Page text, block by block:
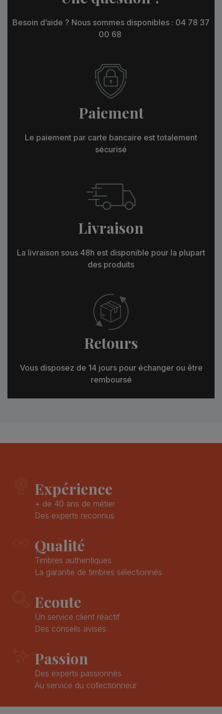
Besoin d’aide ? Nous sommes disponibles : 04 78 37
00 68
Paiement
Le paiement par carte bancaire est totalement
sécurisé
Livraison
La livraison sous 48h est disponible pour la plupart
des produits
Retours
Vous disposez de 14 jours pour échanger ou être
remboursé
Expérience
+ de 40 ans de métier
Des experts reconnus
Qualité
Timbres authentiques
La garantie de timbres sélectionnés
Ecoute
Un service client réactif
Des conseils avisés
Passion
Des experts passionnés
Au service du collectionneur